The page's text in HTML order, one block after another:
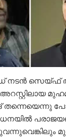
സെയ്ഫ്